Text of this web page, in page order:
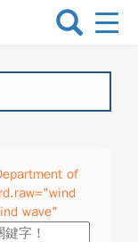
選
換
of
wave"